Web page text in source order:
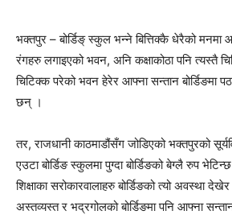
भक्तपुर – बोर्डिङ् स्कुल भन्ने बित्तिक्कै धेरैको मनमा
रंगहरु लगाइएको भवन, अनि कक्षाकोठा पनि त्यस्तै
चिटिक्क परेको भवन हेरेर आफ्ना सन्तान बोर्डिङमा
छन् ।
तर, राजधानी काठमाडौंसँग जोडिएको भक्तपुरको
एउटा बोर्डिङ स्कुलमा पुग्दा बोर्डिङको बेग्लै रुप
शिक्षाका सरोकारवालाहरु बोर्डिङको त्यो अवस्था
अस्तव्यस्त र भद्रगोलको बोर्डिङमा पनि आफ्ना